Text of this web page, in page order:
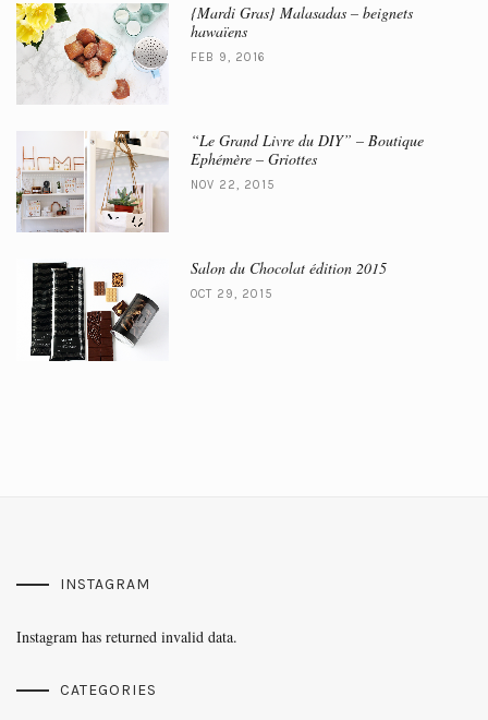
{Mardi Gras} Malasadas – beignets
hawaïens
FEB 9, 2016
“Le Grand Livre du DIY” – Boutique
Ephémère – Griottes
NOV 22, 2015
Salon du Chocolat édition 2015
OCT 29, 2015
INSTAGRAM
Instagram has returned invalid data.
CATEGORIES